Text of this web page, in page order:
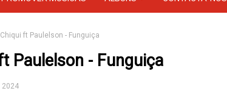
Chiqui ft Paulelson - Funguiça
Paulelson - Funguiça
2024